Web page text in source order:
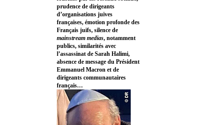
prudence de dirigeants
d’organisations juives
françaises, émotion profonde des
Français juifs, silence de
mainstream medias, notamment
publics, similarités avec
l’assassinat de Sarah Halimi,
absence de message du Président
Emmanuel Macron et de
dirigeants communautaires
français…